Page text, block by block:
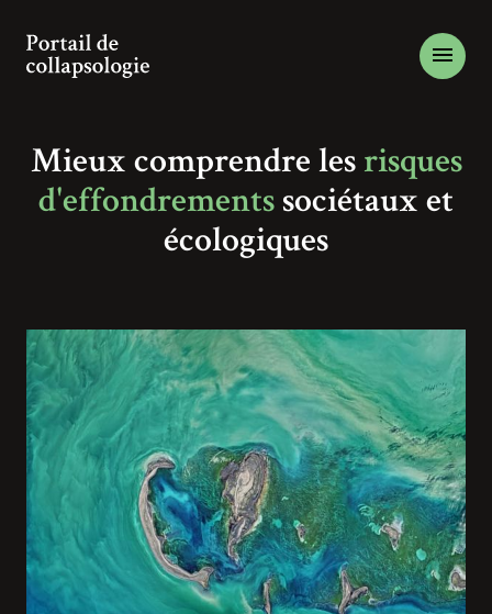
Mieux comprendre les risques
d'effondrements sociétaux et
écologiques